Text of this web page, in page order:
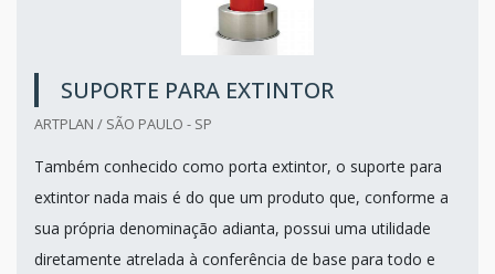
SUPORTE PARA EXTINTOR
ARTPLAN / SÃO PAULO - SP
Também conhecido como porta extintor, o suporte para
extintor nada mais é do que um produto que, conforme a
sua própria denominação adianta, possui uma utilidade
diretamente atrelada à conferência de base para todo e